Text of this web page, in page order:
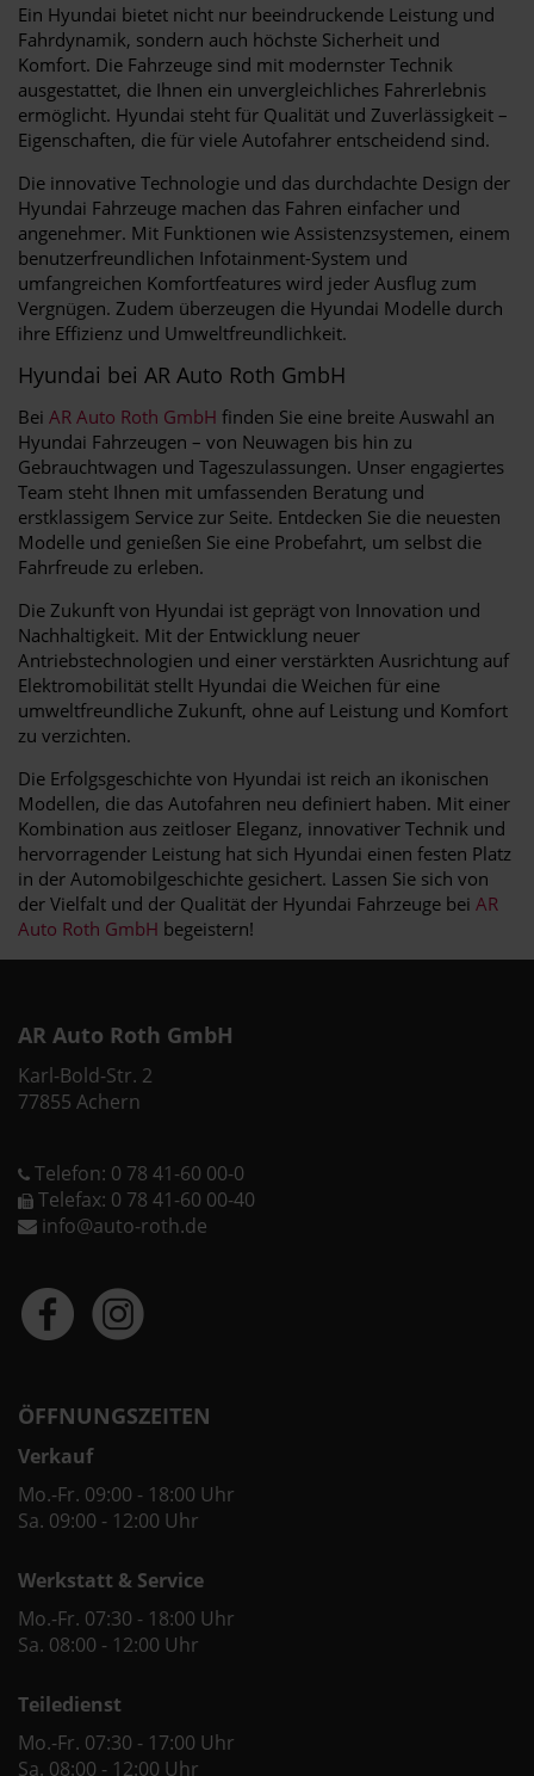
Ein Hyundai bietet nicht nur beeindruckende Leistung und
Fahrdynamik, sondern auch höchste Sicherheit und
Komfort. Die Fahrzeuge sind mit modernster Technik
ausgestattet, die Ihnen ein unvergleichliches Fahrerlebnis
ermöglicht. Hyundai steht für Qualität und Zuverlässigkeit –
Eigenschaften, die für viele Autofahrer entscheidend sind.
Die innovative Technologie und das durchdachte Design der
Hyundai Fahrzeuge machen das Fahren einfacher und
angenehmer. Mit Funktionen wie Assistenzsystemen, einem
benutzerfreundlichen Infotainment-System und
umfangreichen Komfortfeatures wird jeder Ausflug zum
Vergnügen. Zudem überzeugen die Hyundai Modelle durch
ihre Effizienz und Umweltfreundlichkeit.
Hyundai bei AR Auto Roth GmbH
Bei AR Auto Roth GmbH finden Sie eine breite Auswahl an
Hyundai Fahrzeugen – von Neuwagen bis hin zu
Gebrauchtwagen und Tageszulassungen. Unser engagiertes
Team steht Ihnen mit umfassenden Beratung und
erstklassigem Service zur Seite. Entdecken Sie die neuesten
Modelle und genießen Sie eine Probefahrt, um selbst die
Fahrfreude zu erleben.
Die Zukunft von Hyundai ist geprägt von Innovation und
Nachhaltigkeit. Mit der Entwicklung neuer
Antriebstechnologien und einer verstärkten Ausrichtung auf
Elektromobilität stellt Hyundai die Weichen für eine
umweltfreundliche Zukunft, ohne auf Leistung und Komfort
zu verzichten.
Die Erfolgsgeschichte von Hyundai ist reich an ikonischen
Modellen, die das Autofahren neu definiert haben. Mit einer
Kombination aus zeitloser Eleganz, innovativer Technik und
hervorragender Leistung hat sich Hyundai einen festen Platz
in der Automobilgeschichte gesichert. Lassen Sie sich von
der Vielfalt und der Qualität der Hyundai Fahrzeuge bei AR
Auto Roth GmbH begeistern!
AR Auto Roth GmbH
Karl-Bold-Str. 2
77855 Achern
Telefon: 0 78 41-60 00-0
Telefax: 0 78 41-60 00-40
info@auto-roth.de
ÖFFNUNGSZEITEN
Verkauf
Mo.-Fr. 09:00 - 18:00 Uhr
Sa. 09:00 - 12:00 Uhr
Werkstatt & Service
Mo.-Fr. 07:30 - 18:00 Uhr
Sa. 08:00 - 12:00 Uhr
Teiledienst
Mo.-Fr. 07:30 - 17:00 Uhr
Sa. 08:00 - 12:00 Uhr